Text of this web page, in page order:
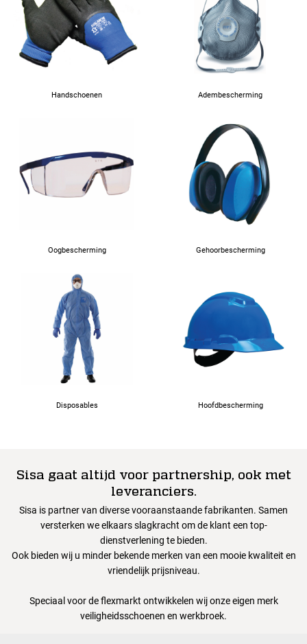
Handschoenen Adembescherming
Oogbescherming Gehoorbescherming
Disposables Hoofdbescherming
Sisa gaat altijd voor partnership, ook met
leveranciers.
Sisa is partner van diverse vooraanstaande fabrikanten. Samen
versterken we elkaars slagkracht om de klant een top-
dienstverlening te bieden.
Ook bieden wij u minder bekende merken van een mooie kwaliteit en
vriendelijk prijsniveau.
Speciaal voor de flexmarkt ontwikkelen wij onze eigen merk
veiligheidsschoenen en werkbroek.